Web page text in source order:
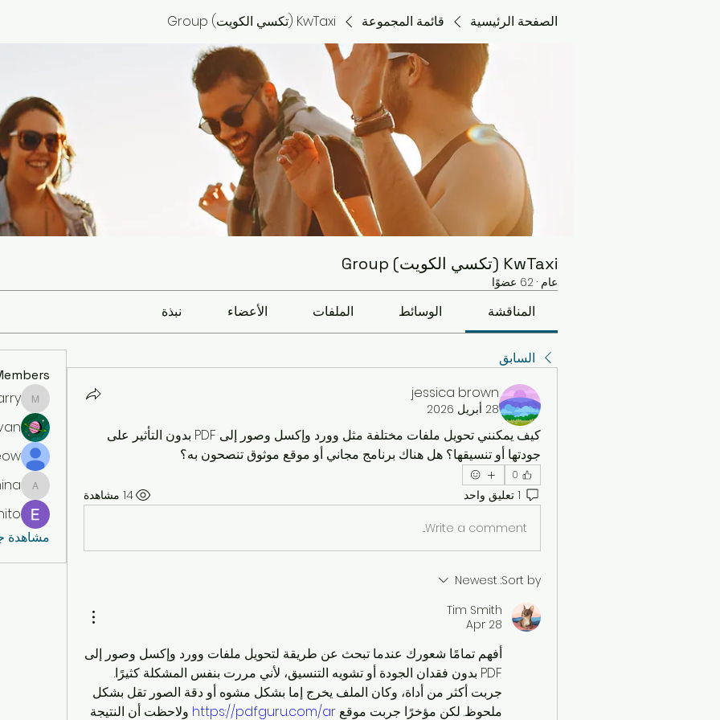
الصفحة الرئيسية قائمة المجموعة KwTaxi (تكسي الكويت) Group
KwTaxi (تكسي الكويت) Group
عام · 62 عضوًا
المناقشة الوسائط الملفات الأعضاء نبذة
السابق
jessica brown
28 أبريل 2026
جودتها أو تنسيقها؟ هل هناك برنامج مجاني أو موقع موثوق تنصحون به؟
0
1 تعليق واحد 14 مشاهدة
Write a comment...
Sort by:
Newest
Tim Smith
Apr 28
ملحوظ. لكن مؤخرًا جربت موقع https://pdfguru.com/ar
amina
مشاهدة